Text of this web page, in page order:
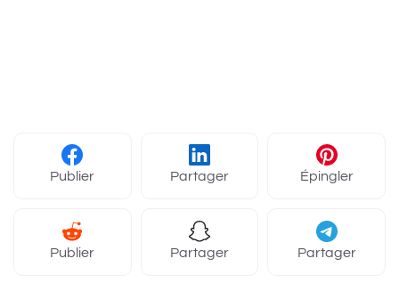
Publier Partager Épingler
Publier Partager Partager